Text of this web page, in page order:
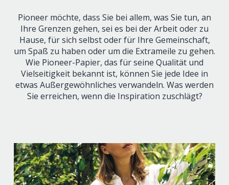
Pioneer möchte, dass Sie bei allem, was Sie tun, an
Ihre Grenzen gehen, sei es bei der Arbeit oder zu
Hause, für sich selbst oder für Ihre Gemeinschaft,
um Spaß zu haben oder um die Extrameile zu gehen.
Wie Pioneer-Papier, das für seine Qualität und
Vielseitigkeit bekannt ist, können Sie jede Idee in
etwas Außergewöhnliches verwandeln. Was werden
Sie erreichen, wenn die Inspiration zuschlägt?